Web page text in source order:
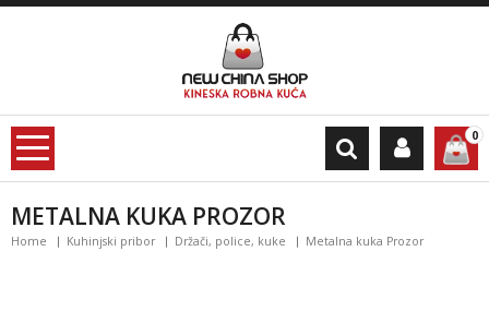
0
METALNA KUKA PROZOR
Home Kuhinjski pribor Držači, police, kuke Metalna kuka Prozor